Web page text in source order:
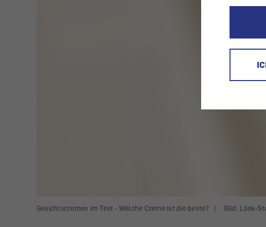
Gesichtscremen im Test - Welche Creme ist die beste? | Bild: Look-